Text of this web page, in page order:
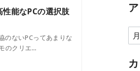
能なPCの選択肢
のないPCってあまりな
のクリエ…
ア
ー
カ